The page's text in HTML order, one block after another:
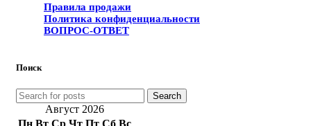
Правила продажи
Политика конфиденциальности
ВОПРОС-ОТВЕТ
Поиск
Search
Август 2026
Пн Вт Ср Чт Пт Сб Вс